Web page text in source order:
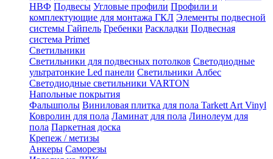
НВФ Подвесы Угловые профили Профили и
комплектующие для монтажа ГКЛ Элементы подвесной
системы Гайпель Гребенки Раскладки Подвесная
система Primet
Светильники
Светильники для подвесных потолков Светодиодные
ультратонкие Led панели Светильники Албес
Светодиодные светильники VARTON
Напольные покрытия
Фальшполы Виниловая плитка для пола Tarkett Art Vinyl
Ковролин для пола Ламинат для пола Линолеум для
пола Паркетная доска
Крепеж / метизы
Анкеры Саморезы